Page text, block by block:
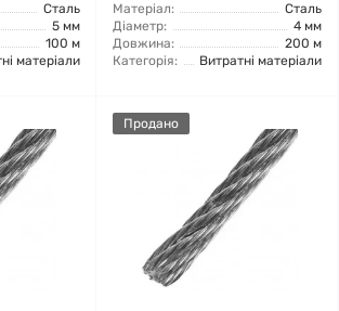
Сталь
5 мм
100 м
матеріали
Матеріал:
Сталь
Діаметр:
4 мм
Довжина:
200 м
Категорія:
Витратні матеріали
Продано